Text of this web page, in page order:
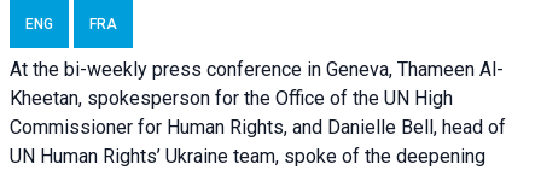
ENG FRA
At the bi-weekly press conference in Geneva, Thameen Al-
Kheetan, spokesperson for the Office of the UN High
Commissioner for Human Rights, and Danielle Bell, head of
UN Human Rights’ Ukraine team, spoke of the deepening